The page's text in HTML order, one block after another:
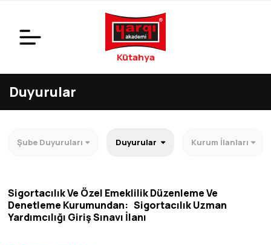
Kütahya
Duyurular
Şube Duyuruları Duyurular Kurum İlanları
Sigortacılık Ve Özel Emeklilik Düzenleme Ve
Denetleme Kurumundan: Sigortacılık Uzman
Yardımcılığı Giriş Sınavı İlanı